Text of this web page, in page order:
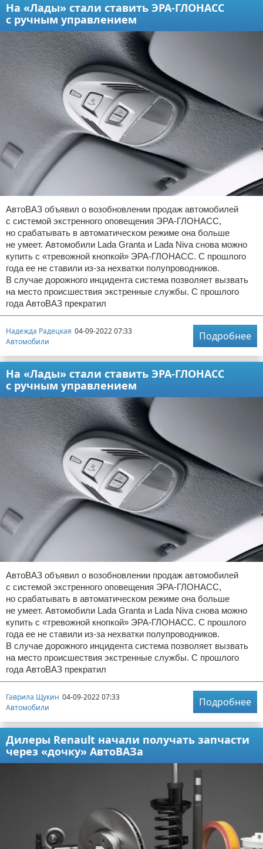
На «Лады» стали ставить ЭРА-ГЛОНАСС
с ручным управлением
АвтоВАЗ объявил о возобновлении продаж автомобилей
с системой экстренного оповещения ЭРА-ГЛОНАСС,
но срабатывать в автоматическом режиме она больше
не умеет. Автомобили Lada Granta и Lada Niva снова можно
купить с «тревожной кнопкой» ЭРА-ГЛОНАСС. С прошлого
года ее не ставили из-за нехватки полупроводников.
В случае дорожного инцидента система позволяет вызвать
на место происшествия экстренные службы. С прошлого
года АвтоВАЗ прекратил
Надежда Радецкая 04-09-2022 07:33
Автомобили
Подробнее
На «Лады» стали ставить ЭРА-ГЛОНАСС
с ручным управлением
АвтоВАЗ объявил о возобновлении продаж автомобилей
с системой экстренного оповещения ЭРА-ГЛОНАСС,
но срабатывать в автоматическом режиме она больше
не умеет. Автомобили Lada Granta и Lada Niva снова можно
купить с «тревожной кнопкой» ЭРА-ГЛОНАСС. С прошлого
года ее не ставили из-за нехватки полупроводников.
В случае дорожного инцидента система позволяет вызвать
на место происшествия экстренные службы. С прошлого
года АвтоВАЗ прекратил
Гаврила Щукин 04-09-2022 07:33
Автомобили
Подробнее
Дилеры Renault начали получать запчасти
через «дочку» АвтоВАЗа